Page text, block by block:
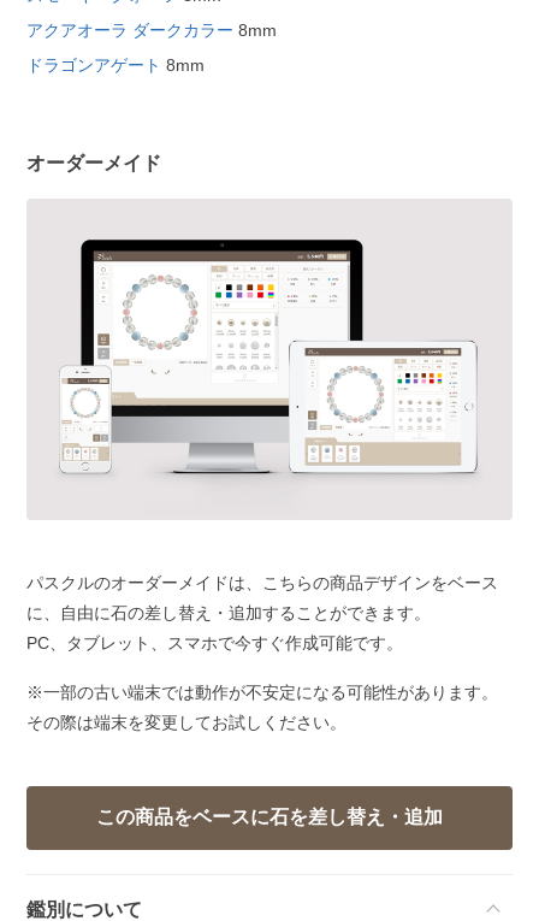
アクアオーラ ダークカラー 8mm
ドラゴンアゲート 8mm
オーダーメイド
パスクルのオーダーメイドは、こちらの商品デザインをベース
に、自由に石の差し替え・追加することができます。
PC、タブレット、スマホで今すぐ作成可能です。
※一部の古い端末では動作が不安定になる可能性があります。
その際は端末を変更してお試しください。
鑑別について